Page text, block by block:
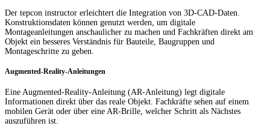
Der tepcon instructor erleichtert die Integration von 3D-CAD-Daten.
Konstruktionsdaten können genutzt werden, um digitale
Montageanleitungen anschaulicher zu machen und Fachkräften direkt am
Objekt ein besseres Verständnis für Bauteile, Baugruppen und
Montageschritte zu geben.
Augmented-Reality-Anleitungen
Eine Augmented-Reality-Anleitung (AR-Anleitung) legt digitale
Informationen direkt über das reale Objekt. Fachkräfte sehen auf einem
mobilen Gerät oder über eine AR-Brille, welcher Schritt als Nächstes
auszuführen ist.